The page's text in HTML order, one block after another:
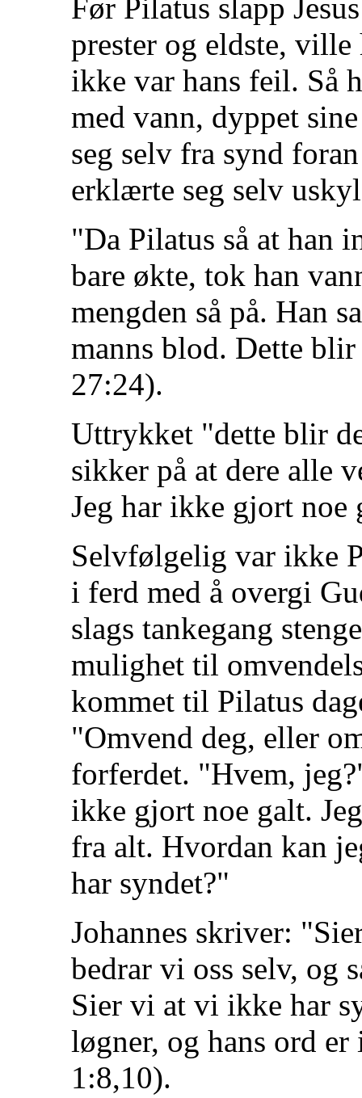
Før Pilatus slapp
prester og eldste,
ikke var hans feil. Så
med vann, dyppet
seg selv fra synd
erklærte seg selv
"Da Pilatus så at han
bare økte, tok han
mengden så på. Han
manns blod. Dette
27:24).
Uttrykket "dette blir
sikker på at dere alle
Jeg har ikke gjort
Selvfølgelig var ikke
i ferd med å overgi
slags tankegang
mulighet til
kommet til Pilatus
"Omvend deg, eller
forferdet. "Hvem,
ikke gjort noe galt.
fra alt. Hvordan kan
har syndet?"
Johannes skriver:
bedrar vi oss selv, og
Sier vi at vi ikke har
løgner, og hans ord
1:8,10).